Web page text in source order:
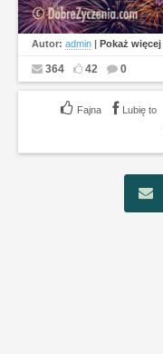
Autor: admin | Pokaż więcej
364 42 0
Lubię to